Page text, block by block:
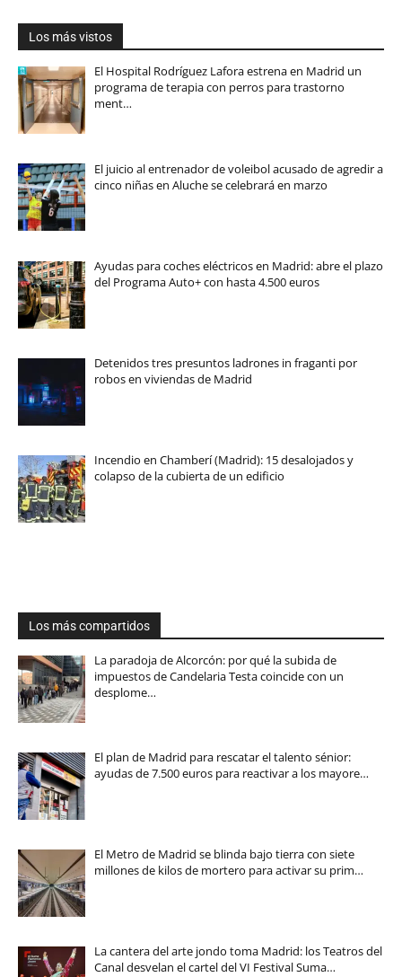
Los más vistos
El Hospital Rodríguez Lafora estrena en Madrid un
programa de terapia con perros para trastorno
ment…
El juicio al entrenador de voleibol acusado de agredir a
cinco niñas en Aluche se celebrará en marzo
Ayudas para coches eléctricos en Madrid: abre el plazo
del Programa Auto+ con hasta 4.500 euros
Detenidos tres presuntos ladrones in fraganti por
robos en viviendas de Madrid
Incendio en Chamberí (Madrid): 15 desalojados y
colapso de la cubierta de un edificio
Los más compartidos
La paradoja de Alcorcón: por qué la subida de
impuestos de Candelaria Testa coincide con un
desplome…
El plan de Madrid para rescatar el talento sénior:
ayudas de 7.500 euros para reactivar a los mayore…
El Metro de Madrid se blinda bajo tierra con siete
millones de kilos de mortero para activar su prim…
La cantera del arte jondo toma Madrid: los Teatros del
Canal desvelan el cartel del VI Festival Suma…